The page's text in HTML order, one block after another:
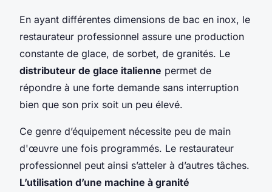
En ayant différentes dimensions de bac en inox, le
restaurateur professionnel assure une production
constante de glace, de sorbet, de granités. Le
distributeur de glace italienne permet de
répondre à une forte demande sans interruption
bien que son prix soit un peu élevé.
Ce genre d’équipement nécessite peu de main
d'œuvre une fois programmés. Le restaurateur
professionnel peut ainsi s’atteler à d’autres tâches.
L’utilisation d’une machine à granité